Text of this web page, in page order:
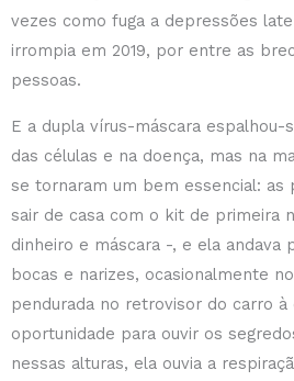
vezes como fuga a depressões
irrompia em 2019, por entre as
pessoas.
E a dupla vírus-máscara
das células e na doença, mas na
se tornaram um bem essencial: as
sair de casa com o kit de primeira
dinheiro e máscara -, e ela andava
bocas e narizes, ocasionalmente
pendurada no retrovisor do carro
oportunidade para ouvir os
nessas alturas, ela ouvia a